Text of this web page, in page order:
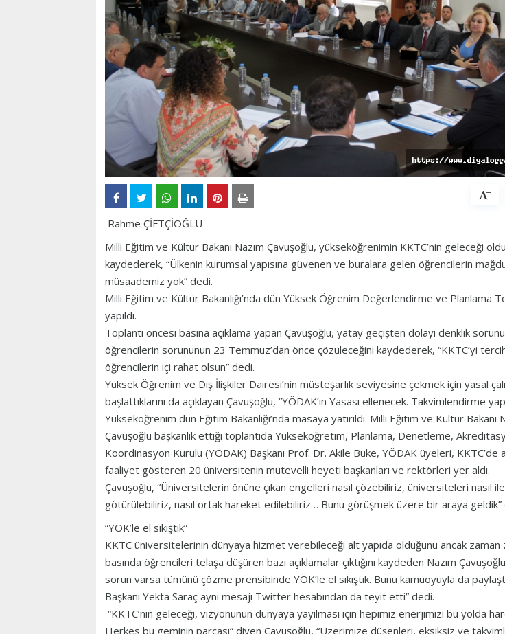
Rahme ÇİFTÇİOĞLU
Milli Eğitim ve Kültür Bakanı Nazım Çavuşoğlu, yükseköğrenimin KKTC’nin geleceği
kaydederek, “Ülkenin kurumsal yapısına güvenen ve buralara gelen öğrencilerin
müsaademiz yok” dedi.
Milli Eğitim ve Kültür Bakanlığı’nda dün Yüksek Öğrenim Değerlendirme ve Planlama
yapıldı.
Toplantı öncesi basına açıklama yapan Çavuşoğlu, yatay geçişten dolayı denklik
öğrencilerin sorununun 23 Temmuz’dan önce çözüleceğini kaydederek, “KKTC’yi
öğrencilerin içi rahat olsun” dedi.
Yüksek Öğrenim ve Dış İlişkiler Dairesi’nin müsteşarlık seviyesine çekmek için yasal
başlattıklarını da açıklayan Çavuşoğlu, “YÖDAK’ın Yasası ellenecek. Takvimlendirme
Yükseköğrenim dün Eğitim Bakanlığı’nda masaya yatırıldı. Milli Eğitim ve Kültür Bakanı
Çavuşoğlu başkanlık ettiği toplantıda Yükseköğretim, Planlama, Denetleme,
Koordinasyon Kurulu (YÖDAK) Başkanı Prof. Dr. Akile Büke, YÖDAK üyeleri, KKTC’de
faaliyet gösteren 20 üniversitenin mütevelli heyeti başkanları ve rektörleri yer aldı.
Çavuşoğlu, “Üniversitelerin önüne çıkan engelleri nasıl çözebiliriz, üniversiteleri nasıl
götürülebiliriz, nasıl ortak hareket edilebiliriz… Bunu görüşmek üzere bir araya geldik”
“YÖK’le el sıkıştık”
KKTC üniversitelerinin dünyaya hizmet verebileceği alt yapıda olduğunu ancak zaman
basında öğrencileri telaşa düşüren bazı açıklamalar çıktığını kaydeden Nazım
sorun varsa tümünü çözme prensibinde YÖK’le el sıkıştık. Bunu kamuoyuyla da
Başkanı Yekta Saraç aynı mesajı Twitter hesabından da teyit etti” dedi.
“KKTC’nin geleceği, vizyonunun dünyaya yayılması için hepimiz enerjimizi bu yolda
Herkes bu geminin parçası” diyen Çavuşoğlu, “Üzerimize düşenleri, eksiksiz ve